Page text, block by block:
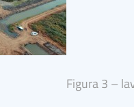
Figura 3 –